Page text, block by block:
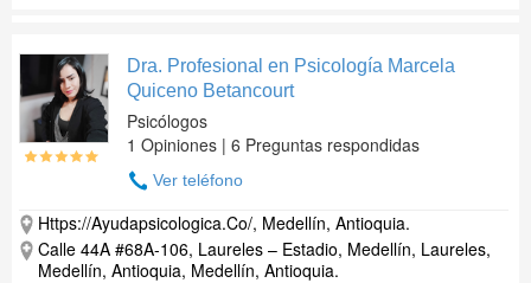
Dra. Profesional en Psicología Marcela
Quiceno Betancourt
Psicólogos
1 Opiniones | 6 Preguntas respondidas
Ver teléfono
Https://Ayudapsicologica.Co/, Medellín, Antioquia.
Calle 44A #68A-106, Laureles – Estadio, Medellín, Laureles,
Medellín, Antioquia, Medellín, Antioquia.